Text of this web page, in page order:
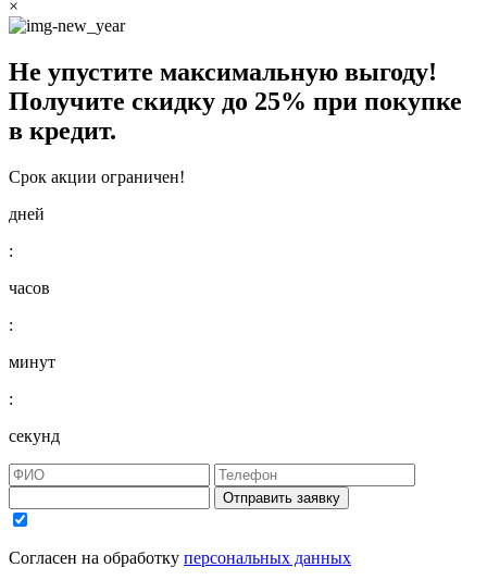
×
Не упустите максимальную выгоду!
Получите скидку до 25% при покупке
в кредит.
Срок акции ограничен!
дней
:
часов
:
минут
:
секунд
Отправить заявку
Согласен на обработку персональных данных